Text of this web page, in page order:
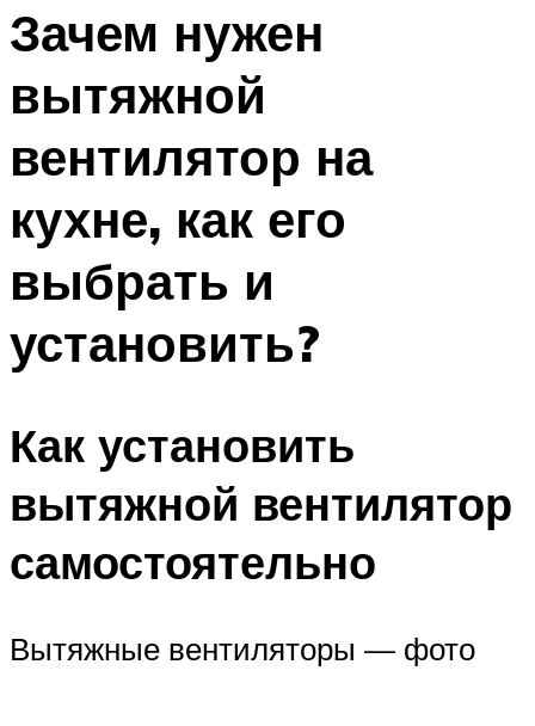
Зачем нужен
вытяжной
вентилятор на
кухне, как его
выбрать и
установить?
Как установить
вытяжной вентилятор
самостоятельно
Вытяжные вентиляторы — фото